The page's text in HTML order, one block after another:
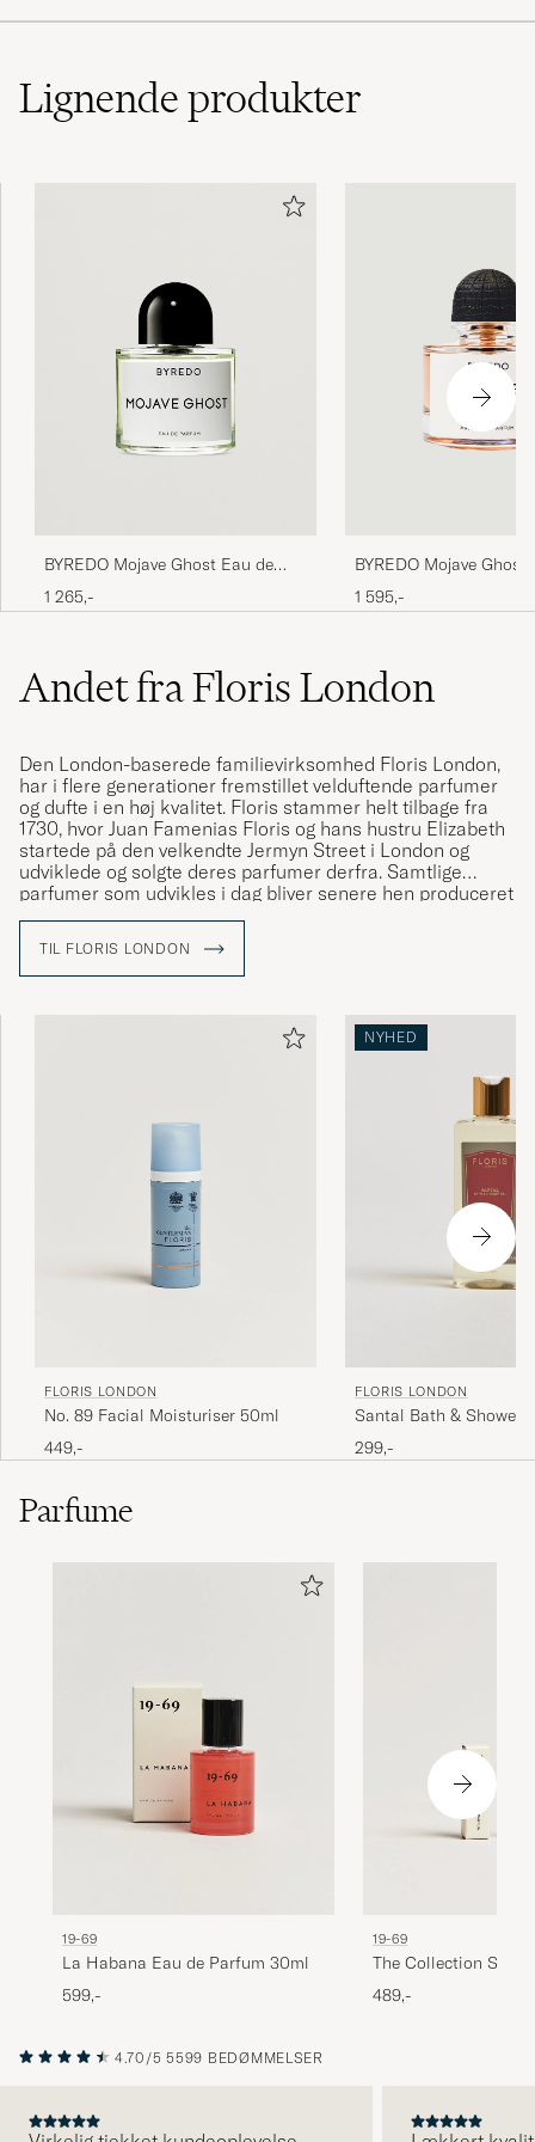
Lignendeprodukter
BYREDO Mojave Ghost Eau de
Parfum 50ml
1 265,-
BYREDO Mojave Ghost
Parfum 50ml
1 595,-
Andet fra Floris London
Den London-baserede familievirksomhed Floris London,
har i flere generationer fremstillet velduftende parfumer
og dufte i en høj kvalitet. Floris stammer helt tilbage fra
1730, hvor Juan Famenias Floris og hans hustru Elizabeth
startede på den velkendte Jermyn Street i London og
udviklede og solgte deres parfumer derfra. Samtlige
parfumer som udvikles i dag bliver senere hen produceret
Floris altid at følge med tiden og
parfumer er derfor stadig lige så høj, som den altid har
TIL FLORIS LONDON
FLORIS LONDON
No. 89 Facial Moisturiser 50ml
449,-
NYHED
FLORIS LONDON
Santal Bath & Shower
299,-
Parfume
19-69
La Habana Eau de Parfum 30ml
599,-
19-69
The Collection Set
489,-
4.70/5 5599 BEDØMMELSER